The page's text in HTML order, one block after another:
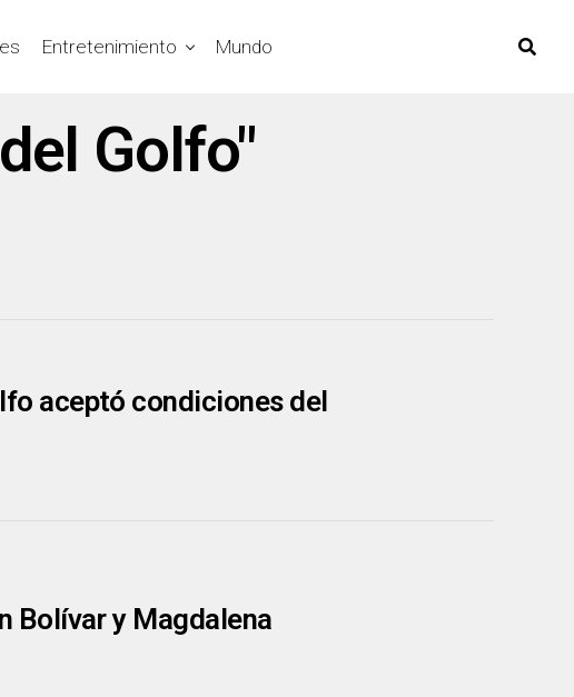
Entretenimiento Mundo
Golfo"
aceptó condiciones del
Bolívar y Magdalena